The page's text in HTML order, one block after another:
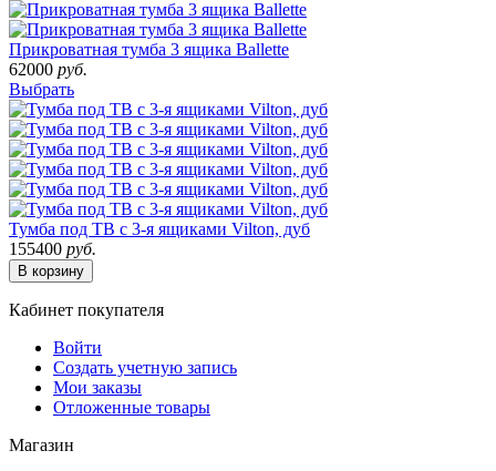
Прикроватная тумба 3 ящика Ballette
62000 руб.
Выбрать
Тумба под ТВ с 3-я ящиками Vilton, дуб
155400 руб.
В корзину
Кабинет покупателя
Войти
Создать учетную запись
Мои заказы
Отложенные товары
Магазин